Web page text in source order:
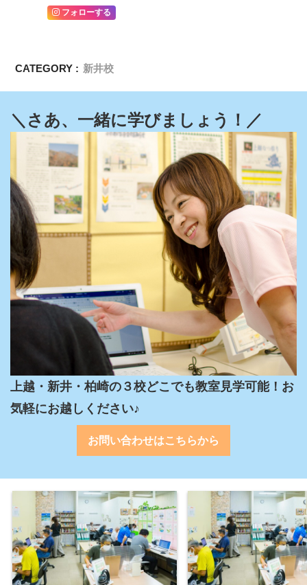
フォローする
CATEGORY : 新井校
＼さあ、一緒に学びましょう！／
上越・新井・柏崎の３校どこでも教室見学可能！お
気軽にお越しください♪
お問い合わせはこちらから